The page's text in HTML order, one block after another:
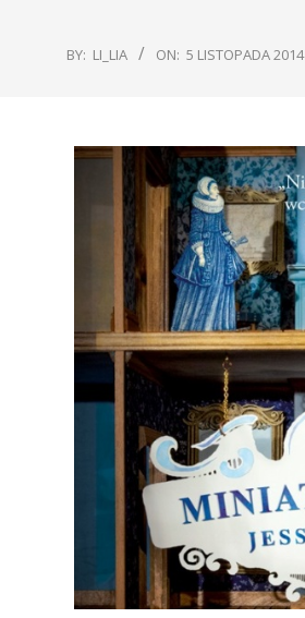
BY: LI_LIA ON: 5 LISTOPADA 2014